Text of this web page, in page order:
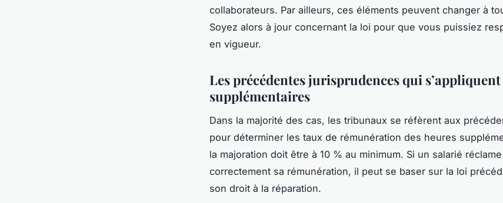
collaborateurs. Par ailleurs, ces éléments peuvent changer à
Soyez alors à jour concernant la loi pour que vous puissiez
en vigueur.
Les précédentes jurisprudences qui
supplémentaires
Dans la majorité des cas, les tribunaux se réfèrent aux
pour déterminer les taux de rémunération des heures
la majoration doit être à 10 % au minimum. Si un salarié réclame
correctement sa rémunération, il peut se baser sur la loi
son droit à la réparation.